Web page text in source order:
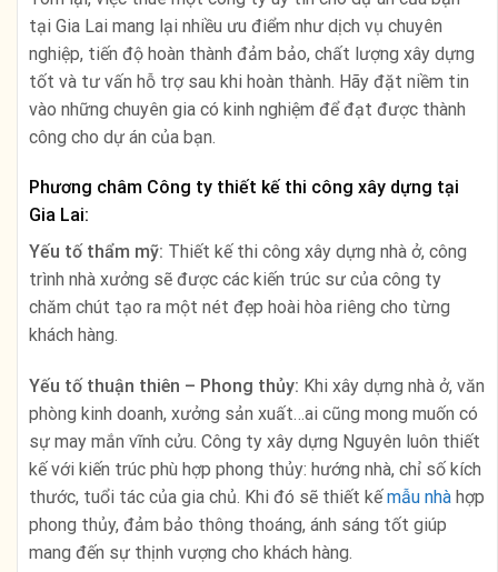
tại Gia Lai mang lại nhiều ưu điểm như dịch vụ chuyên
nghiệp, tiến độ hoàn thành đảm bảo, chất lượng xây dựng
tốt và tư vấn hỗ trợ sau khi hoàn thành. Hãy đặt niềm tin
vào những chuyên gia có kinh nghiệm để đạt được thành
công cho dự án của bạn.
Phương châm Công ty thiết kế thi công xây dựng tại
Gia Lai:
Yếu tố thẩm mỹ: Thiết kế thi công xây dựng nhà ở, công
trình nhà xưởng sẽ được các kiến trúc sư của công ty
chăm chút tạo ra một nét đẹp hoài hòa riêng cho từng
khách hàng.
Yếu tố thuận thiên – Phong thủy: Khi xây dựng nhà ở, văn
phòng kinh doanh, xưởng sản xuất…ai cũng mong muốn có
sự may mắn vĩnh cửu. Công ty xây dựng Nguyên luôn thiết
kế với kiến trúc phù hợp phong thủy: hướng nhà, chỉ số kích
thước, tuổi tác của gia chủ. Khi đó sẽ thiết kếmẫu nhà hợp
phong thủy, đảm bảo thông thoáng, ánh sáng tốt giúp
mang đến sự thịnh vượng cho khách hàng.